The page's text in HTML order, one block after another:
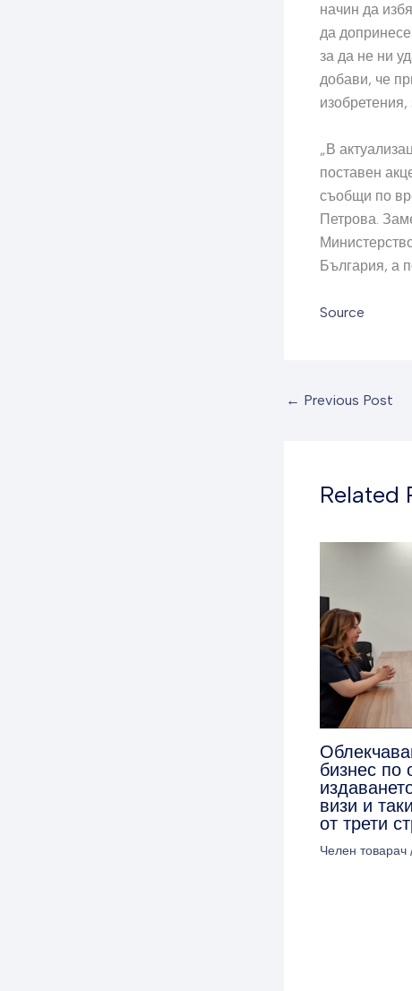
начин да
да
за да не ни
добави, че
„В
поставен
съобщи по
Петрова.
България, а
Source
← Previous Post
Related
бизнес по
визи и
от трети
Челен товарач